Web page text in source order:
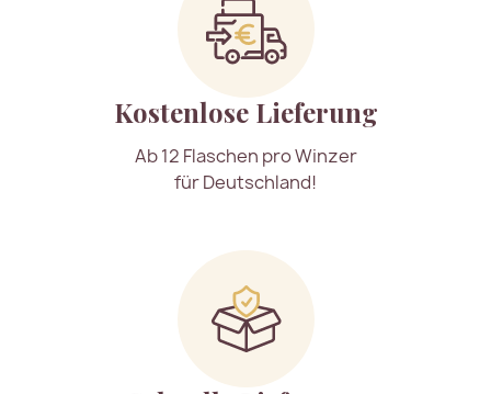
Kostenlose Lieferung
Ab 12 Flaschen pro Winzer
für Deutschland!